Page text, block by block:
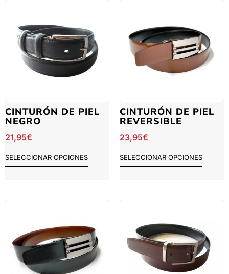
CINTURÓN DE PIEL
NEGRO
21,95€
SELECCIONAR OPCIONES
CINTURÓN DE PIEL
REVERSIBLE
23,95€
SELECCIONAR OPCIONES